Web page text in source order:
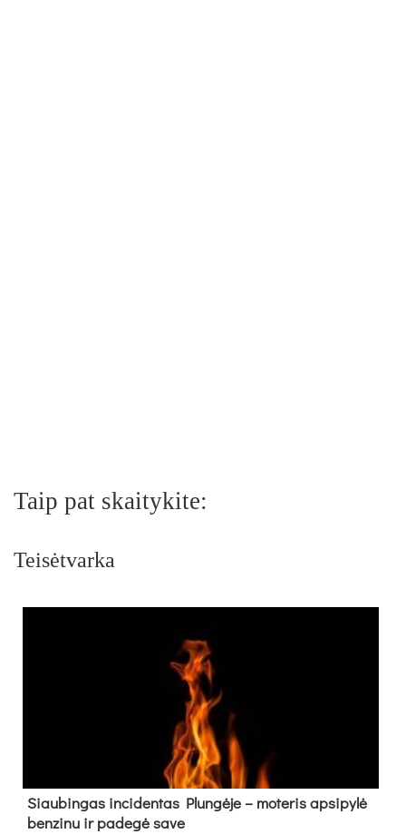
Taip pat skaitykite:
Teisėtvarka
Siau­bin­gas in­ci­den­tas Plun­gė­je – mo­te­ris ap­si­py­lė
ben­zi­nu ir pa­de­gė sa­ve